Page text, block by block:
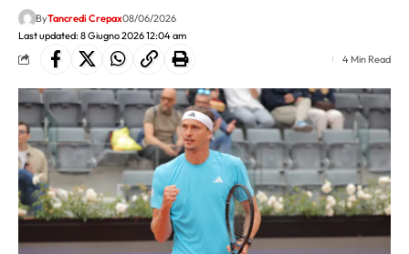
Last updated: 8 Giugno 2026 12:04 am
ByTancredi Crepax08/06/2026
4 Min Read